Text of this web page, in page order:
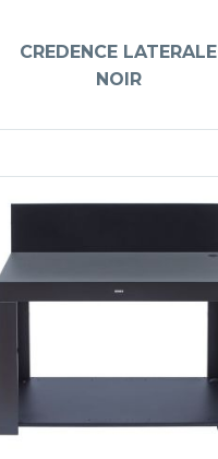
CREDENCE LATERALE
NOIR